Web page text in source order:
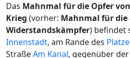
Das Mahnmal für die Opfer
Krieg (vorher: Mahnmal für
Widerstandskämpfer) befindet
Innenstadt, am Rande des
StraßeAm Kanal, gegenüber der